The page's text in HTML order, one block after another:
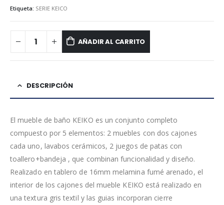
Etiqueta: SERIE KEICO
AÑADIR AL CARRITO
DESCRIPCIÓN
El mueble de baño KEIKO es un conjunto completo
compuesto por 5 elementos: 2 muebles con dos cajones
cada uno, lavabos cerámicos, 2 juegos de patas con
toallero+bandeja , que combinan funcionalidad y diseño.
Realizado en tablero de 16mm melamina fumé arenado, el
interior de los cajones del mueble KEIKO está realizado en
una textura gris textil y las guias incorporan cierre